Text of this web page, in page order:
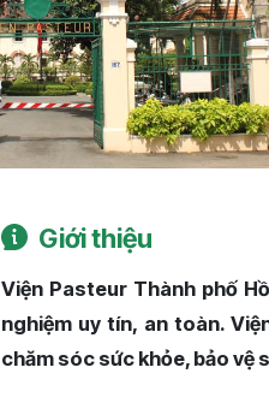
Giới thiệu
Viện Pasteur Thành phố
nghiệm uy tín, an toàn.
chăm sóc sức khỏe, bảo vệ